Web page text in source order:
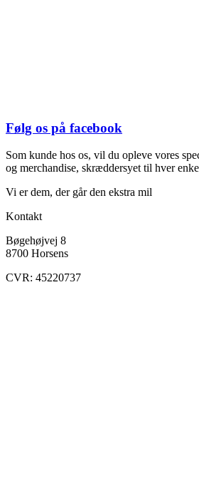
Følg os på facebook
Som kunde hos os, vil du opleve vores
og merchandise, skræddersyet til hver
Vi er dem, der går den ekstra mil
Kontakt
Bøgehøjvej 8
8700 Horsens
CVR: 45220737